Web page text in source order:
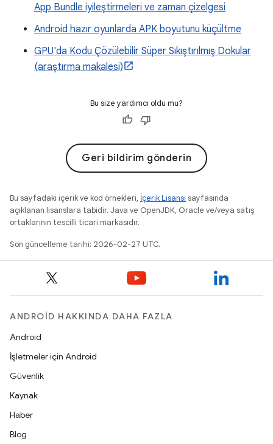
App Bundle iyileştirmeleri ve zaman çizelgesi
Android hazır oyunlarda APK boyutunu küçültme
GPU'da Kodu Çözülebilir Süper Sıkıştırılmış Dokular
(araştırma makalesi)
Bu size yardımcı oldu mu?
Geri bildirim gönderin
Bu sayfadaki içerik ve kod örnekleri, İçerik Lisansı sayfasında
açıklanan lisanslara tabidir. Java ve OpenJDK, Oracle ve/veya satış
ortaklarının tescilli ticari markasıdır.
Son güncelleme tarihi: 2026-02-27 UTC.
ANDROID HAKKINDA DAHA FAZLA
Android
İşletmeler için Android
Güvenlik
Kaynak
Haber
Blog